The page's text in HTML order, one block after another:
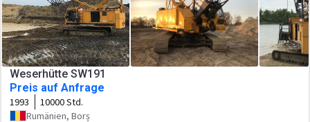
Weserhütte SW191
Preis auf Anfrage
1993
10000 Std.
Rumänien, Borș